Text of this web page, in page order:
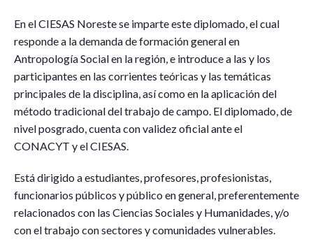
En el CIESAS Noreste se imparte este diplomado, el cual
responde a la demanda de formación general en
Antropología Social en la región, e introduce a las y los
participantes en las corrientes teóricas y las temáticas
principales de la disciplina, así como en la aplicación del
método tradicional del trabajo de campo. El diplomado, de
nivel posgrado, cuenta con validez oficial ante el
CONACYT y el CIESAS.
Está dirigido a estudiantes, profesores, profesionistas,
funcionarios públicos y público en general, preferentemente
relacionados con las Ciencias Sociales y Humanidades, y/o
con el trabajo con sectores y comunidades vulnerables.